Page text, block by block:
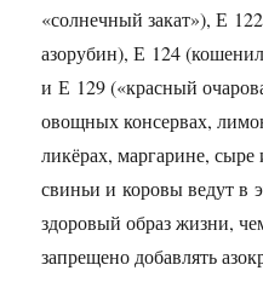
«солнечный закат»), Е
азорубин), Е 124
и Е 129 («красный
овощных консервах,
ликёрах, маргарине,
свиньи и коровы ведут в
здоровый образ жизни,
запрещено добавлять